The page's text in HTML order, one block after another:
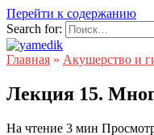
Перейти к содержанию
Search for:
Главная » Акушерство и
Лекция 15.
На чтение 3 мин